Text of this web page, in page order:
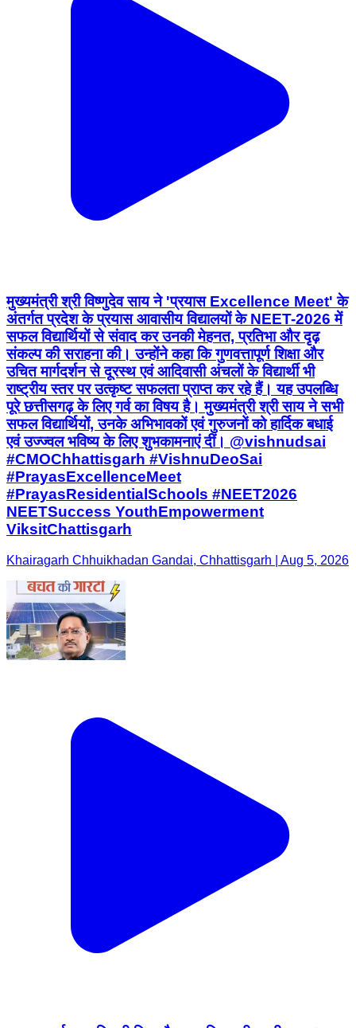
मुख्यमंत्री श्री विष्णुदेव साय ने 'प्रयास Excellence Meet' के
अंतर्गत प्रदेश के प्रयास आवासीय विद्यालयों के NEET-2026 में
सफल विद्यार्थियों से संवाद कर उनकी मेहनत, प्रतिभा और दृढ़
संकल्प की सराहना की। उन्होंने कहा कि गुणवत्तापूर्ण शिक्षा और
उचित मार्गदर्शन से दूरस्थ एवं आदिवासी अंचलों के विद्यार्थी भी
राष्ट्रीय स्तर पर उत्कृष्ट सफलता प्राप्त कर रहे हैं। यह उपलब्धि
पूरे छत्तीसगढ़ के लिए गर्व का विषय है। मुख्यमंत्री श्री साय ने सभी
सफल विद्यार्थियों, उनके अभिभावकों एवं गुरुजनों को हार्दिक बधाई
एवं उज्ज्वल भविष्य के लिए शुभकामनाएं दीं। @vishnudsai
#CMOChhattisgarh #VishnuDeoSai
#PrayasExcellenceMeet
#PrayasResidentialSchools #NEET2026
NEETSuccess YouthEmpowerment
ViksitChattisgarh
Khairagarh Chhuikhadan Gandai, Chhattisgarh | Aug 5, 2026